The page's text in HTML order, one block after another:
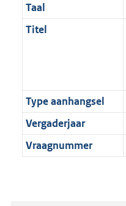
Taal
Titel
Type aanhangsel
Vergaderjaar
Vraagnummer